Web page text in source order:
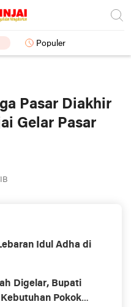
Populer
Pasar Diakhir
Gelar Pasar
Idul Adha di
Digelar, Bupati
Pokok